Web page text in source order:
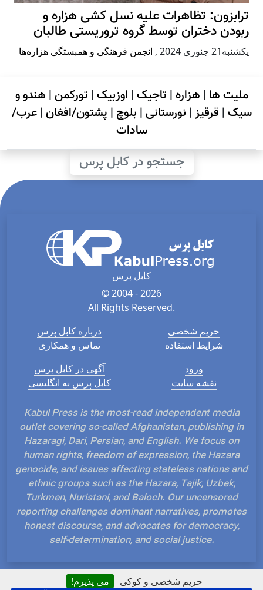
حریم شخصی و کوکی
می پذیرم!
ترابزون: تظاهرات علیه نسل کشی هزاره و
ربودن دختران توسط گروه تروریستی طالبان
يكشنبه21 جنوری 2024 , انجمن فرهنگی و همبستگی هزاره‌ها
ملیت ها | هزاره| تاجیک| اوزبیک| تورکمن| هندو و
سیک| قرقیز| نورستانی| بلوچ | پشتون/افغان|عرب/
سادات
جستجو در کابل پرس
کابل پرس
© 2004 - 2026
All Rights Reserved.
درباره کابل پرس
تماس و همکاری
حریم شخصی
شرایط استفاده
آگهی در کابل پرس
کابل پرس به انگلیسی
ورود
نقشه سایت
Kabul Press is the most-read independent media
outlet covering so-called Afghanistan, publishing in
Hazaragi, Dari, Persian, and English. We focus on
human rights, freedom of expression, the Hazara
genocide, and issues affecting stateless nations and
ethnic groups such as the Hazara, Tajik, Uzbek,
Turkmen, Nuristani, and Baloch. Our uncensored
reporting challenges dominant narratives, promotes
honest discourse, and advocates for democracy,
self-determination, and social justice.